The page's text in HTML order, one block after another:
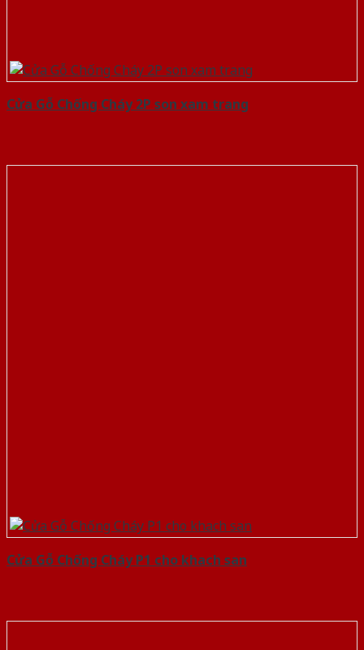
Cửa Gỗ Chống Cháy 2P son xam trang
Cửa Gỗ Chống Cháy P1 cho khach san